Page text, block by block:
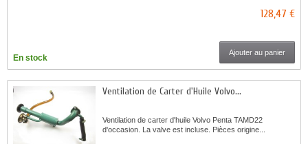
128,47 €
En stock
Ajouter au panier
Ventilation de Carter d'Huile Volvo...
Ventilation de carter d'huile Volvo Penta TAMD22
d'occasion. La valve est incluse. Pièces origine...